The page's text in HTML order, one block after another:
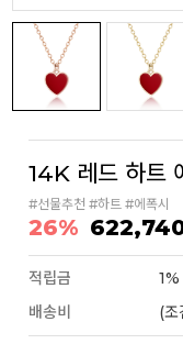
14K 레드 하트
#선물추천 #하트 #에폭시
26%
적립금
1%
배송비
(조